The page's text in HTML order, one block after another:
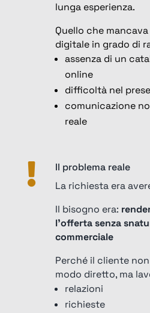
lunga esperienza.
Quello che
digitale in grado di
assenza di un
online
difficoltà nel
comunicazione
reale

Il problema reale
La richiesta era
Il bisogno era:
l’offerta senza
commerciale
Perché il cliente
modo diretto, ma
relazioni
richieste